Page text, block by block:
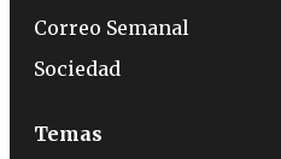
Correo Semanal
Sociedad
Temas